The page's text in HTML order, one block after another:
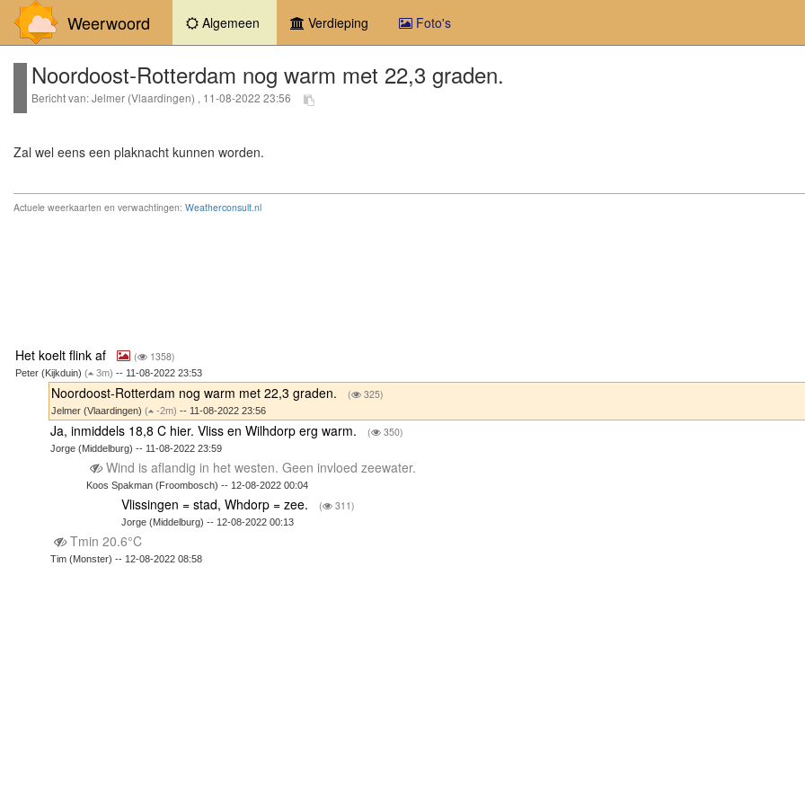
Weerwoord Algemeen (current)Verdieping Foto's
Noordoost-Rotterdam nog warm met 22,3 graden.
Bericht van: Jelmer (Vlaardingen) , 11-08-2022 23:56
Zal wel eens een plaknacht kunnen worden.
Actuele weerkaarten en verwachtingen: Weatherconsult.nl
Het koelt flink af ( 1358)
Peter (Kijkduin) ( 3m) -- 11-08-2022 23:53
Noordoost-Rotterdam nog warm met 22,3 graden. ( 325)
Jelmer (Vlaardingen)( -2m) -- 11-08-2022 23:56
Ja, inmiddels 18,8 C hier. Vliss en Wilhdorp erg warm. ( 350)
Jorge (Middelburg) -- 11-08-2022 23:59
Wind is aflandig in het westen. Geen invloed zeewater.
Koos Spakman (Froombosch) -- 12-08-2022 00:04
Vlissingen = stad, Whdorp = zee. ( 311)
Jorge (Middelburg) -- 12-08-2022 00:13
Tmin 20.6°C
Tim (Monster) -- 12-08-2022 08:58